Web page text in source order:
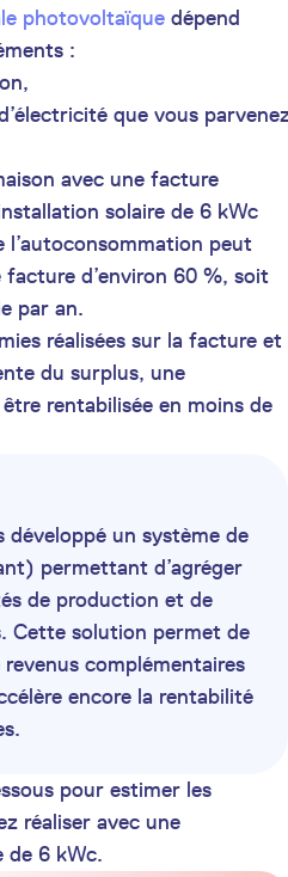
photovoltaïque dépend
:
que vous
avec une facture
solaire de 6 kWc
l’autoconsommation peut
d’environ 60 %, soit
par an.
réalisées sur la facture et
du surplus, une
rentabilisée en moins de
développé un système de
permettant d’agréger
de production et de
Cette solution permet de
complémentaires
encore la rentabilité
pour estimer les
réaliser avec une
6 kWc.